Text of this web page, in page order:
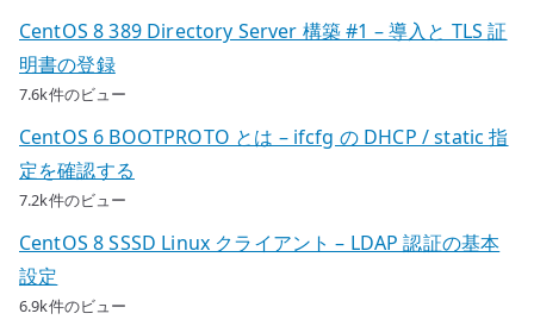
CentOS 8 389 Directory Server 構築 #1 – 導入と TLS 証
明書の登録
7.6k件のビュー
CentOS 6 BOOTPROTO とは – ifcfg の DHCP / static 指
定を確認する
7.2k件のビュー
CentOS 8 SSSD Linux クライアント – LDAP 認証の基本
設定
6.9k件のビュー